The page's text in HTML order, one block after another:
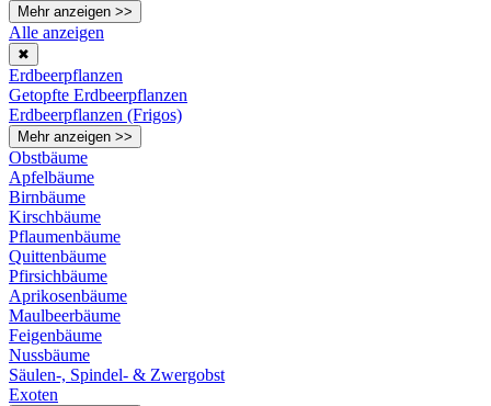
Mehr anzeigen >>
Alle anzeigen
✖
Erdbeerpflanzen
Getopfte Erdbeerpflanzen
Erdbeerpflanzen (Frigos)
Mehr anzeigen >>
Obstbäume
Apfelbäume
Birnbäume
Kirschbäume
Pflaumenbäume
Quittenbäume
Pfirsichbäume
Aprikosenbäume
Maulbeerbäume
Feigenbäume
Nussbäume
Säulen-, Spindel- & Zwergobst
Exoten